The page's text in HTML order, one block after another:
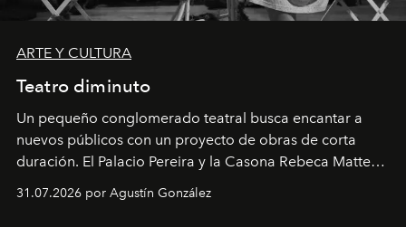
ARTE Y CULTURA
Teatro diminuto
Un pequeño conglomerado teatral busca encantar a
nuevos públicos con un proyecto de obras de corta
duración. El Palacio Pereira y la Casona Rebeca Matte
miniobras. Sus puestas en escena son limpias; ponen el
31.07.2026 por Agustín González